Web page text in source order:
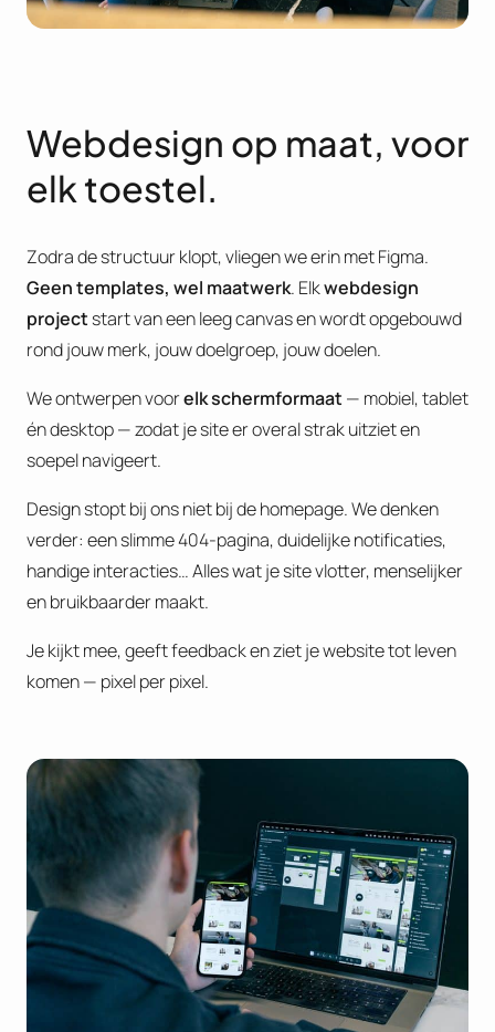
Webdesign op maat, voor
elk toestel.
Zodra de structuur klopt, vliegen we erin met Figma.
Geen templates, wel maatwerk. Elkwebdesign
project start van een leeg canvas en wordt opgebouwd
rond jouw merk, jouw doelgroep, jouw doelen.
We ontwerpen voorelk schermformaat — mobiel, tablet
én desktop — zodat je site er overal strak uitziet en
soepel navigeert.
Design stopt bij ons niet bij de homepage. We denken
verder: een slimme 404-pagina, duidelijke notificaties,
handige interacties… Alles wat je site vlotter, menselijker
en bruikbaarder maakt.
Je kijkt mee, geeft feedback en ziet je website tot leven
komen — pixel per pixel.